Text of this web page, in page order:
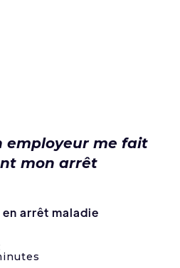
employeur me fait
mon arrêt
arrêt maladie